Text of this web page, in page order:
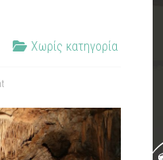
Χωρίς κατηγορία